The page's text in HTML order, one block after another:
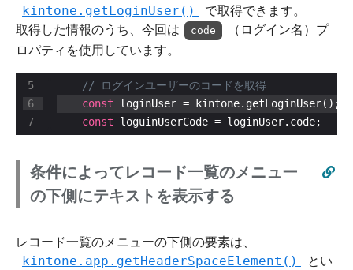
kintone.getLoginUser()
で取得できます。
取得した情報のうち、今回は
code
（ログイン名）プ
ロパティを使用しています。
5
6
7
const
const loguinUserCode = loginUser.code;
条件によってレコード一覧のメニュー
の下側にテキストを表示する
レコード一覧のメニューの下側の要素は、
kintone.app.getHeaderSpaceElement()
とい